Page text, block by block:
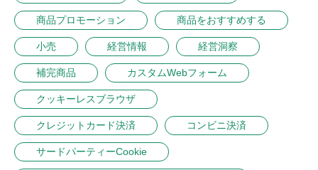
商品プロモーション 商品をおすすめする
小売 経営情報 経営洞察
補完商品 カスタムWebフォーム
クッキーレスブラウザ
クレジットカード決済 コンビニ決済
サードパーティーCookie